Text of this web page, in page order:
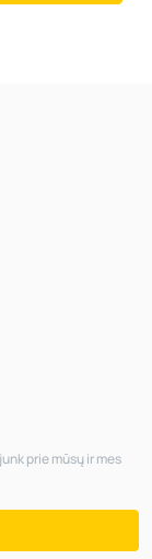
prie mūsų ir mes